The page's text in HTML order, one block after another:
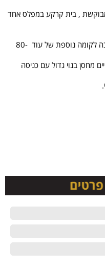
, בית קרקע במפלס אחד
הבית בנוי 120 מ"ר עם אפשרות להרחבה לקומה נוספת של עוד 80-
מחסן בנוי גדול עם כניסה